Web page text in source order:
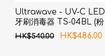
Ultrawave - UV-C LED
牙刷消毒器 TS-04BL (粉
蓝色)
HK$540.00 HK$486.00